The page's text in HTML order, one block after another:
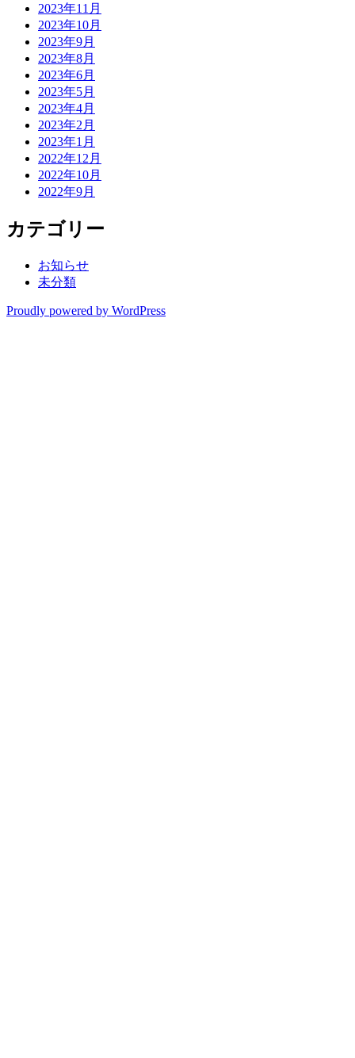
2023年11月
2023年10月
2023年9月
2023年8月
2023年6月
2023年5月
2023年4月
2023年2月
2023年1月
2022年12月
2022年10月
2022年9月
カテゴリー
お知らせ
未分類
Proudly powered by WordPress